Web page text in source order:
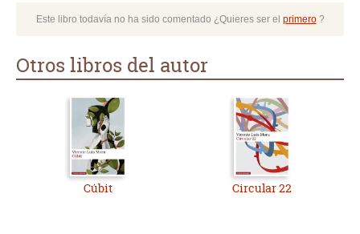
Este libro todavía no ha sido comentado ¿Quieres ser el primero?
Otros libros del autor
Cúbit Circular 22